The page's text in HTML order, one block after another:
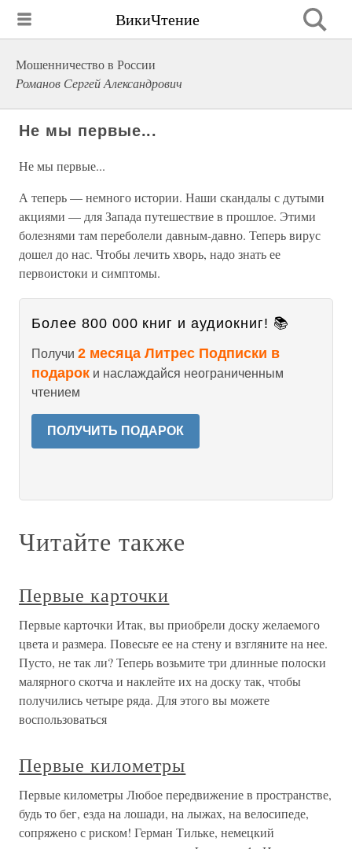
ВикиЧтение
Мошенничество в России
Романов Сергей Александрович
Не мы первые...
Не мы первые...
А теперь — немного истории. Наши скандалы с дутыми
акциями — для Запада путешествие в прошлое. Этими
болезнями там переболели давным-давно. Теперь вирус
дошел до нас. Чтобы лечить хворь, надо знать ее
первоистоки и симптомы.
Более 800 000 книг и аудиокниг! 📚
Получи 2 месяца Литрес Подписки в
подарок и наслаждайся неограниченным
чтением
ПОЛУЧИТЬ ПОДАРОК
Читайте также
Первые карточки
Первые карточки Итак, вы приобрели доску желаемого
цвета и размера. Повесьте ее на стену и взгляните на нее.
Пусто, не так ли? Теперь возьмите три длинные полоски
малярного скотча и наклейте их на доску так, чтобы
получились четыре ряда. Для этого вы можете
воспользоваться
Первые километры
Первые километры Любое передвижение в пространстве,
будь то бег, езда на лошади, на лыжах, на велосипеде,
сопряжено с риском! Герман Тильке, немецкий